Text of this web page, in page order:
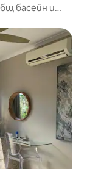
басейн и